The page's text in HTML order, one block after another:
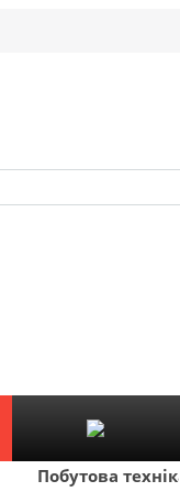
Побутова техніка